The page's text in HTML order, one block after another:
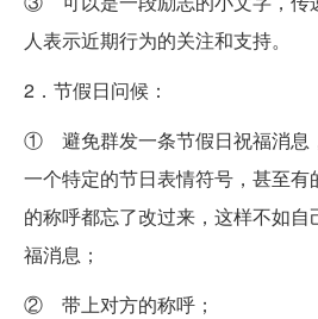
人表示近期行为的关注和支持。
2．节假日问候：
① 避免群发一条节假日祝福消息
一个特定的节日表情符号，甚至
的称呼都忘了改过来，这样不如
福消息；
② 带上对方的称呼；